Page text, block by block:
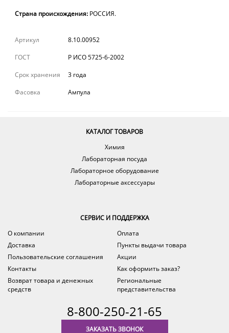
Страна происхождения: РОССИЯ.
Артикул
8.10.00952
ГОСТ
Р ИСО 5725-6-2002
Срок хранения
3 года
Фасовка
Ампула
КАТАЛОГ ТОВАРОВ
Химия
Лабораторная посуда
Лабораторное оборудование
Лабораторные аксессуары
СЕРВИС И ПОДДЕРЖКА
О компании
Оплата
Доставка
Пункты выдачи товара
Пользовательские соглашения
Акции
Контакты
Как оформить заказ?
Возврат товара и денежных
средств
Региональные
представительства
8-800-250-21-65
ЗАКАЗАТЬ ЗВОНОК